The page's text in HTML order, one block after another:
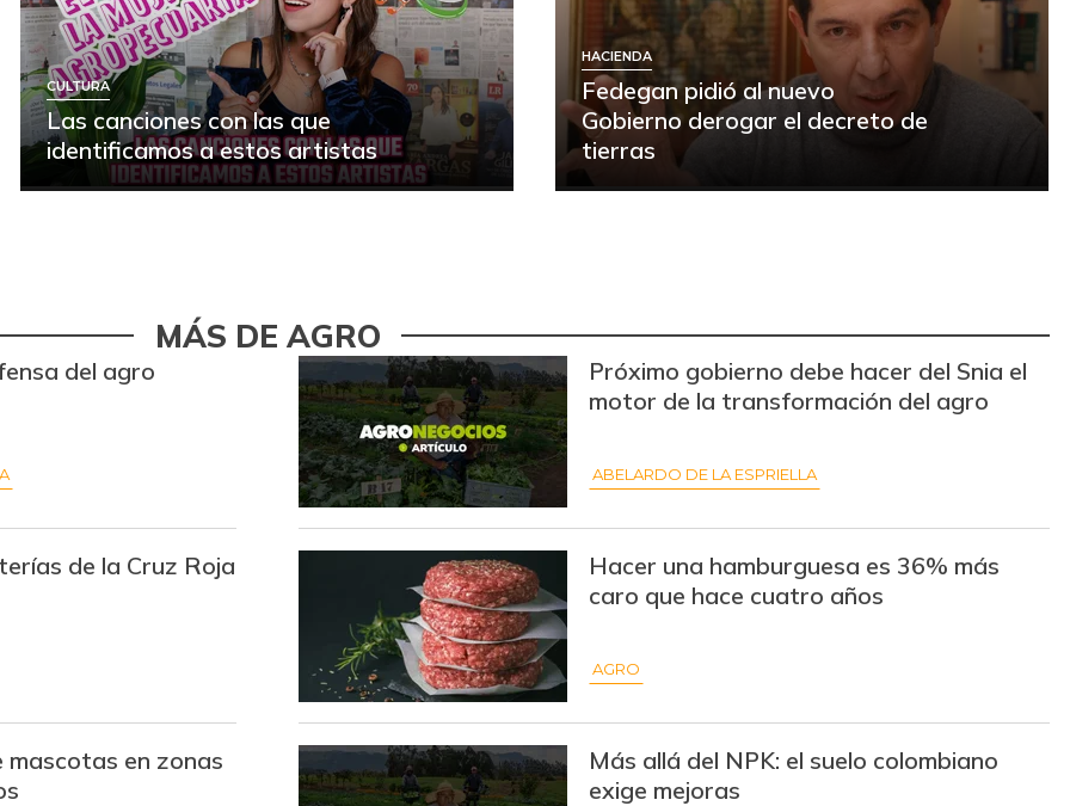
CULTURA
Las canciones con las que
identificamos a estos artistas
HACIENDA
Fedegan pidió al nuevo
Gobierno derogar el decreto de
tierras
MÁS DE AGRO
del agro
Próximo gobierno debe hacer del Snia el
motor de la transformación del agro
ABELARDO DE LA ESPRIELLA
de la Cruz Roja
Hacer una hamburguesa es 36% más
caro que hace cuatro años
AGRO
en zonas
Más allá del NPK: el suelo colombiano
exige mejoras